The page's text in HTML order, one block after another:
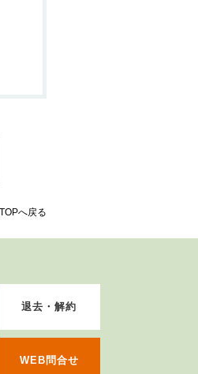
へ戻る
退去・解約
WEB問合せ